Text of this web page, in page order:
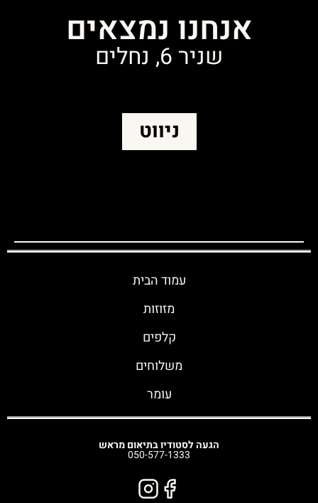
אנחנו נמצאים
שניר 6, נחלים
ניווט
עמוד הבית
מזוזות
קלפים
משלוחים
עומר
הגעה לסטודיו בתיאום מראש
050-577-1333